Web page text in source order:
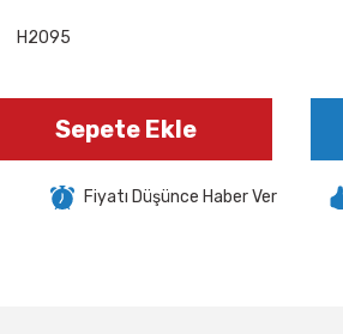
H2095
Sepete Ekle
Fiyatı Düşünce Haber Ver